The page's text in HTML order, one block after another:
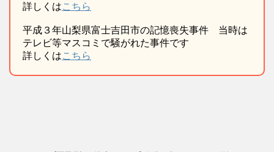
詳しくはこちら
平成３年山梨県富士吉田市の記憶喪失事件 当時は
テレビ等マスコミで騒がれた事件です
詳しくはこちら